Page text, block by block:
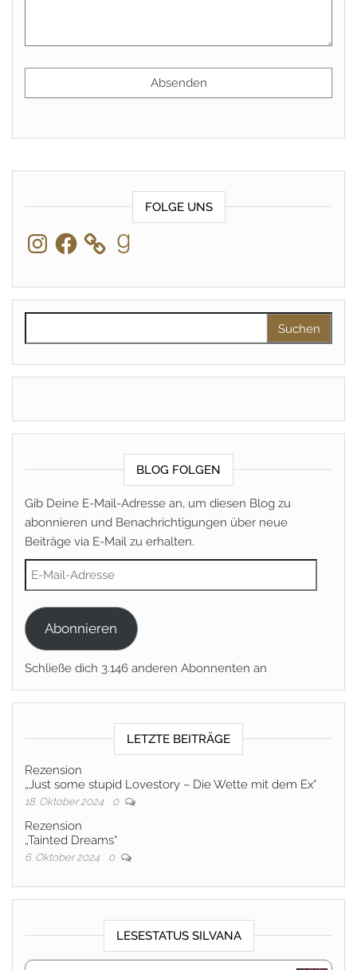
FOLGE UNS
InstagramFacebook Goodreads
BLOG FOLGEN
Gib Deine E-Mail-Adresse an, um diesen Blog zu
abonnieren und Benachrichtigungen über neue
Beiträge via E-Mail zu erhalten.
E-Mail-Adresse
Abonnieren
Schließe dich 3.146 anderen Abonnenten an
LETZTE BEITRÄGE
Rezension
„Just some stupid Lovestory – Die Wette mit dem Ex“
18. Oktober 2024 0
Rezension
„Tainted Dreams“
6. Oktober 2024 0
LESESTATUS SILVANA